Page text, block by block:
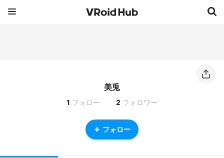
美兎
1 フォロー 2 フォロワー
フォロー